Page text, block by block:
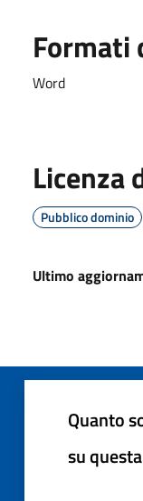
Formati
Word
Licenza
Pubblico dominio
Ultimo
Quanto
su